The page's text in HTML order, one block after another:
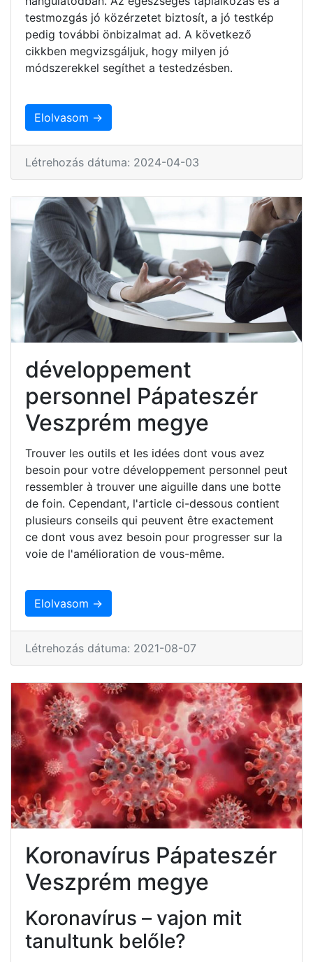
testmozgás jó közérzetet biztosít, a jó testkép
pedig további önbizalmat ad. A következő
cikkben megvizsgáljuk, hogy milyen jó
módszerekkel segíthet a testedzésben.
Elolvasom →
Létrehozás dátuma: 2024-04-03
développement
personnel Pápateszér
Veszprém megye
Trouver les outils et les idées dont vous avez
besoin pour votre développement personnel peut
ressembler à trouver une aiguille dans une botte
de foin. Cependant, l'article ci-dessous contient
plusieurs conseils qui peuvent être exactement
ce dont vous avez besoin pour progresser sur la
voie de l'amélioration de vous-même.
Elolvasom →
Létrehozás dátuma: 2021-08-07
Koronavírus Pápateszér
Veszprém megye
Koronavírus – vajon mit
tanultunk belőle?